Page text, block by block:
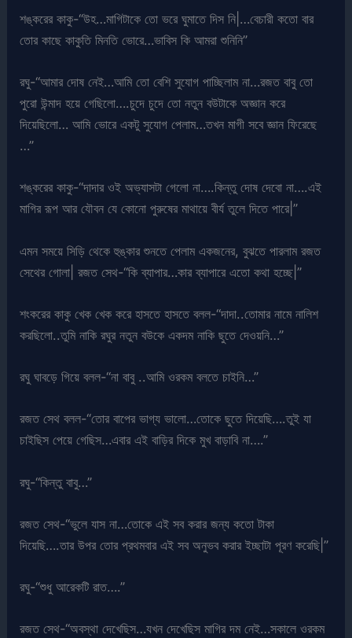
শঙ্করের কাকু-“উহ…মাগিটাকে তো ভরে ঘুমাতে দিস নি|…বেচারী কতো বার
তোর কাছে কাকুতি মিনতি ভোরে…ভাবিস কি আমরা শুনিনি”
রঘু-“আমার দোষ নেই…আমি তো বেশি সুযোগ পাচ্ছিলাম না…রজত বাবু তো
পুরো উন্মাদ হয়ে গেছিলো….চুদে চুদে তো নতুন বউটাকে অজ্ঞান করে
দিয়েছিলো… আমি ভোরে একটু সুযোগ পেলাম…তখন মাগী সবে জ্ঞান ফিরেছে
…”
শঙ্করের কাকু-“দাদার ওই অভ্যাসটা গেলো না….কিন্তু দোষ দেবো না….এই
মাগির রূপ আর যৌবন যে কোনো পুরুষের মাথায়ে বীর্য তুলে দিতে পারে|”
এমন সময়ে সিড়ি থেকে হুঙ্কার শুনতে পেলাম একজনের, বুঝতে পারলাম রজত
সেথের গোলা| রজত সেথ-“কি ব্যাপার…কার ব্যাপারে এতো কথা হচ্ছে|”
শংকরের কাকু খেক খেক করে হাসতে হাসতে বলল-“দাদা..তোমার নামে নালিশ
করছিলো..তুমি নাকি রঘুর নতুন বউকে একদম নাকি ছুতে দেওয়নি…”
রঘু ঘাবড়ে গিয়ে বলল-“না বাবু ..আমি ওরকম বলতে চাইনি…”
রজত সেথ বলল-“তোর বাপের ভাগ্য ভালো…তোকে ছুতে দিয়েছি….তুই যা
চাইছিস পেয়ে গেছিস…এবার এই বাড়ির দিকে মুখ বাড়াবি না….”
রঘু-“কিন্তু বাবু…”
রজত সেথ-“ভুলে যাস না…তোকে এই সব করার জন্য কতো টাকা
দিয়েছি….তার উপর তোর প্রথমবার এই সব অনুভব করার ইচ্ছাটা পূরণ করেছি|”
রঘু-“শুধু আরেকটি রাত….”
রজত সেথ-“অবস্থা দেখেছিস…যখন দেখেছিস মাগির দম নেই…সকালে ওরকম